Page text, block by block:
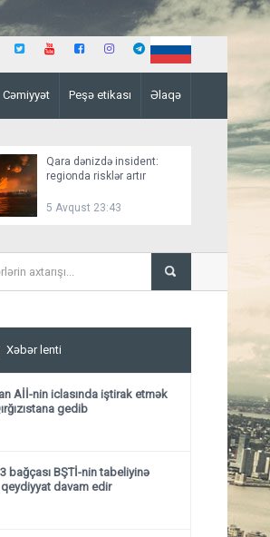
Cəmiyyət Peşə etikası Əlaqə
Qara dənizdə insident:
regionda risklər artır
5 Avqust 23:43
ADY Bakı–Tbilisi–Bakı
Xəbər lenti
Aİİ-nin iclasında iştirak etmək
gedib
bağçası BŞTİ-nin tabeliyinə
davam edir